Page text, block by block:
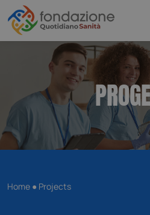
Home ● Projects